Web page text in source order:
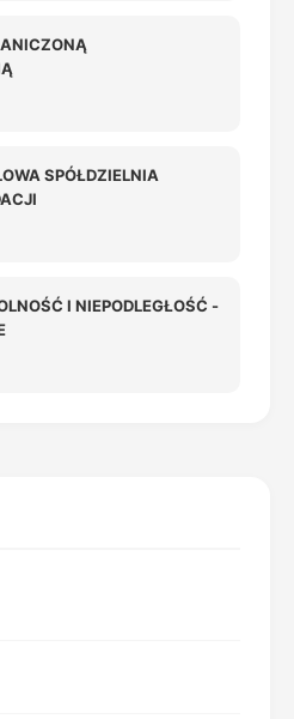
SPÓŁDZIELNIA
I NIEPODLEGŁOŚĆ -